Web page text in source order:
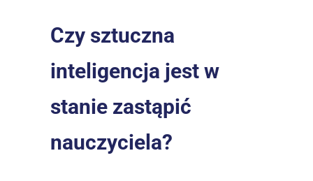
Czy sztuczna
inteligencja jest w
stanie zastąpić
nauczyciela?